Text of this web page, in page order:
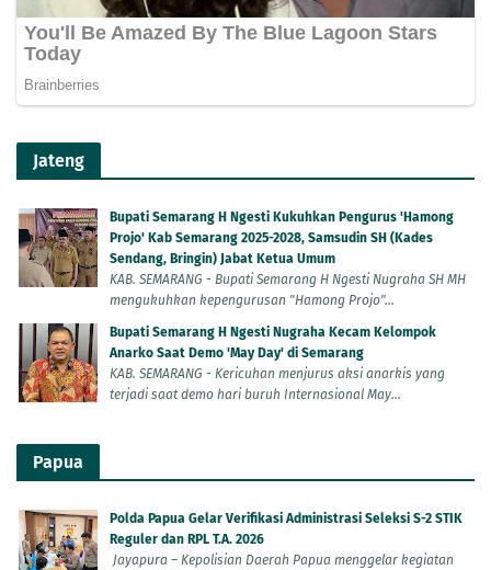
Jateng
Bupati Semarang H Ngesti Kukuhkan Pengurus 'Hamong
Projo' Kab Semarang 2025-2028, Samsudin SH (Kades
Sendang, Bringin) Jabat Ketua Umum
KAB. SEMARANG - Bupati Semarang H Ngesti Nugraha SH MH
mengukuhkan kepengurusan "Hamong Projo"...
Bupati Semarang H Ngesti Nugraha Kecam Kelompok
Anarko Saat Demo 'May Day' di Semarang
KAB. SEMARANG - Kericuhan menjurus aksi anarkis yang
terjadi saat demo hari buruh Internasional May...
Papua
Polda Papua Gelar Verifikasi Administrasi Seleksi S-2 STIK
Reguler dan RPL T.A. 2026
Jayapura – Kepolisian Daerah Papua menggelar kegiatan